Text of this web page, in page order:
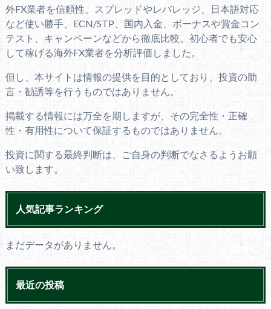
外FX業者を信頼性、スプレッドやレバレッジ、日本語対応
など使い勝手、ECN/STP、国内入金、ボーナスや賞金コン
テスト、キャンペーンなどから徹底比較。初心者でも安心
して稼げる海外FX業者を分析評価しました。
但し、本サイトは情報の提供を目的としており、投資の助
言・勧誘等を行うものではありません。
掲載する情報には万全を期しますが、その完全性・正確
性・有用性について保証するものではありません。
投資に関する最終判断は、ご自身の判断でなさるようお願
い致します。
人気記事ランキング
まだデータがありません。
最近の投稿